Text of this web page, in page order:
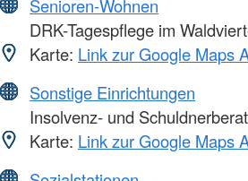
Senioren-Wohnen
DRK-Tagespflege im
Karte: Link zur Google Maps
Sonstige Einrichtungen
Insolvenz- und
Karte: Link zur Google Maps